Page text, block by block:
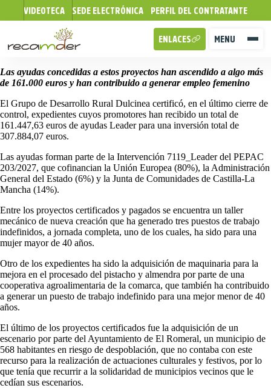
VIDEOTECA SEDE ELECTRÓNICA PERFIL DEL CONTRATANTE
MENU
ENLACES
Las ayudas concedidas a estos proyectos han ascendido a algo más
de 161.000 euros y han contribuido a generar empleo femenino
El Grupo de Desarrollo Rural Dulcinea certificó, en el último cierre de
control, expedientes cuyos promotores han recibido un total de
161.447,63 euros de ayudas Leader para una inversión total de
307.884,07 euros.
Las ayudas forman parte de la Intervención 7119_Leader del PEPAC
203/2027, que cofinancian la Unión Europea (80%), la Administración
General del Estado (6%) y la Junta de Comunidades de Castilla-La
Mancha (14%).
Entre los proyectos certificados y pagados se encuentra un taller
mecánico de nueva creación que ha generado tres puestos de trabajo
indefinidos, a jornada completa, uno de los cuales, ha sido para una
mujer mayor de 40 años.
Otro de los expedientes ha sido la adquisición de maquinaria para la
mejora en el procesado del pistacho y almendra por parte de una
cooperativa agroalimentaria de la comarca, que también ha contribuido
a generar un puesto de trabajo indefinido para una mejor menor de 40
años.
El último de los proyectos certificados fue la adquisición de un
escenario por parte del Ayuntamiento de El Romeral, un municipio de
568 habitantes en riesgo de despoblación, que no contaba con este
recurso para la realización de actuaciones culturales y festivos, por lo
que tenía que recurrir a la solidaridad de municipios vecinos que le
cedían sus escenarios.